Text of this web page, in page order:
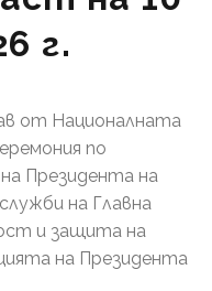
г.
от Националната
по
Президента на
на Главна
и защита на
на Президента